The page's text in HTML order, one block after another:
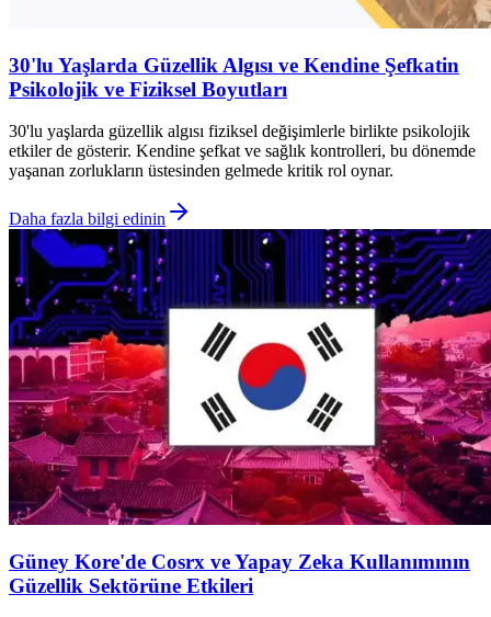
30'lu Yaşlarda Güzellik Algısı ve Kendine Şefkatin
Psikolojik ve Fiziksel Boyutları
30'lu yaşlarda güzellik algısı fiziksel değişimlerle birlikte psikolojik
etkiler de gösterir. Kendine şefkat ve sağlık kontrolleri, bu dönemde
yaşanan zorlukların üstesinden gelmede kritik rol oynar.
Daha fazla bilgi edinin
Güney Kore'de Cosrx ve Yapay Zeka Kullanımının
Güzellik Sektörüne Etkileri